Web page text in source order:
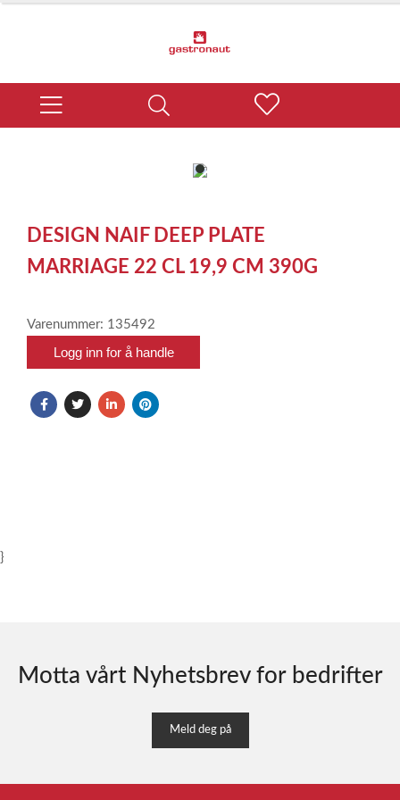
item
of
1
DESIGN NAIF DEEP PLATE
MARRIAGE 22 CL 19,9 CM 390G
Varenummer: 135492
Logg inn for å handle
}
Motta vårt Nyhetsbrev for bedrifter
Meld deg på